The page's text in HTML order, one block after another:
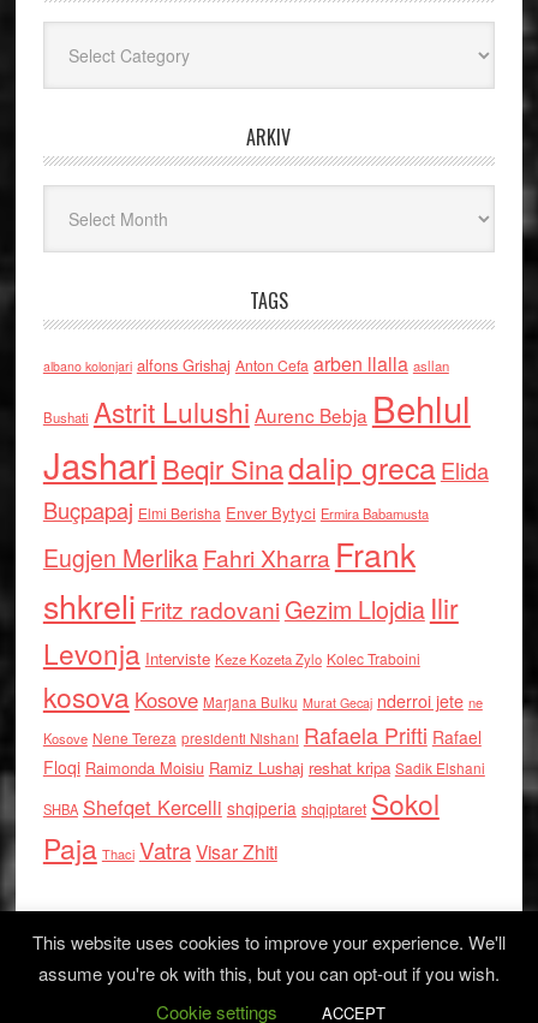
ARKIV
TAGS
albano kolonjari alfons Grishaj Anton Cefa arben llalla asllan
Bushati Astrit Lulushi Aurenc Bebja Behlul
Jashari Beqir Sinadalip grecaElida
Buçpapaj Elmi Berisha Enver Bytyci Ermira Babamusta
Eugjen MerlikaFahri Xharra Frank
shkreli Fritz radovaniGezim Llojdia Ilir
Levonja Interviste Keze Kozeta Zylo Kolec Traboini
kosova Kosove Marjana Bulku Murat Gecaj nderroi jete ne
Kosove Nene Tereza presidenti Nishani Rafaela Prifti Rafael
Floqi Raimonda Moisiu Ramiz Lushaj reshat kripa Sadik Elshani
SHBA Shefqet Kercelli shqiperia shqiptaret Sokol
Paja Thaci VatraVisar Zhiti
Log in
This website uses cookies to improve your experience. We'll
assume you're ok with this, but you can opt-out if you wish.
Cookie settings
ACCEPT